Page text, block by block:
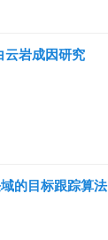
云岩成因研究
的目标跟踪算法